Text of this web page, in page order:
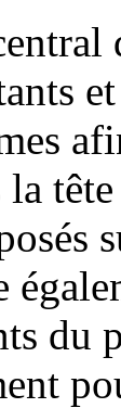
la
du